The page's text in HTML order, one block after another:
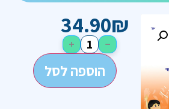
34.90₪
−
+
הוספה לסל